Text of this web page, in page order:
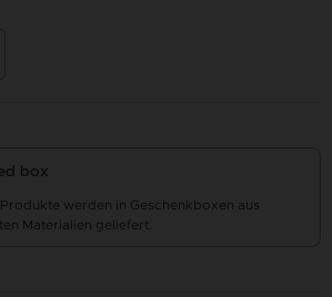
box
werden in Geschenkboxen aus
Materialien geliefert.